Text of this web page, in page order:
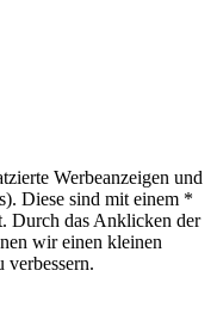
Werbeanzeigen und
Diese sind mit einem *
Durch das Anklicken der
wir einen kleinen
verbessern.